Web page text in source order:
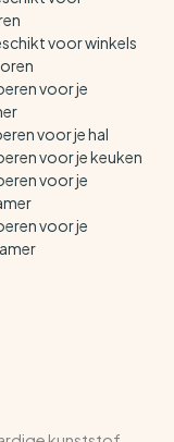
voor winkels
voor je
voor je hal
voor je keuken
voor je
voor je